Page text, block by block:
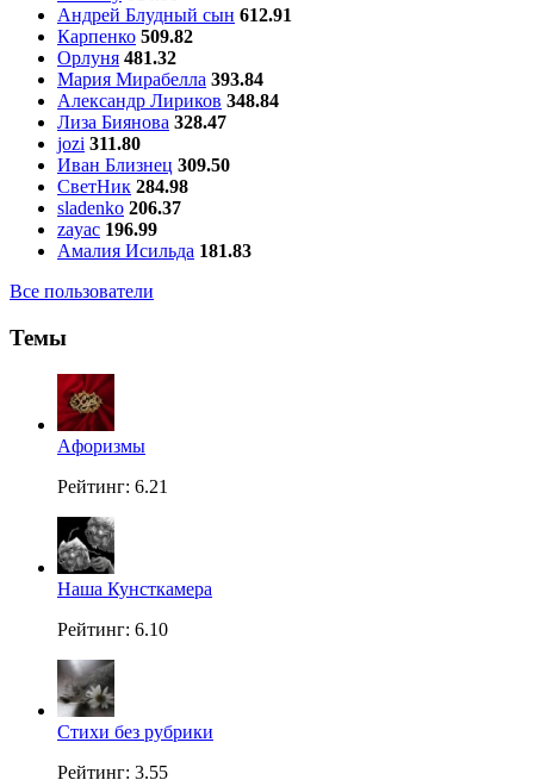
Андрей Блудный сын 612.91
Карпенко 509.82
Орлуня 481.32
Мария Мирабелла 393.84
Александр Лириков 348.84
Лиза Биянова 328.47
jozi 311.80
Иван Близнец 309.50
СветНик 284.98
sladenko 206.37
zayac 196.99
Амалия Исильда 181.83
Все пользователи
Темы
Aфоризмы
Рейтинг: 6.21
Наша Кунсткамера
Рейтинг: 6.10
Стихи без рубрики
Рейтинг: 3.55